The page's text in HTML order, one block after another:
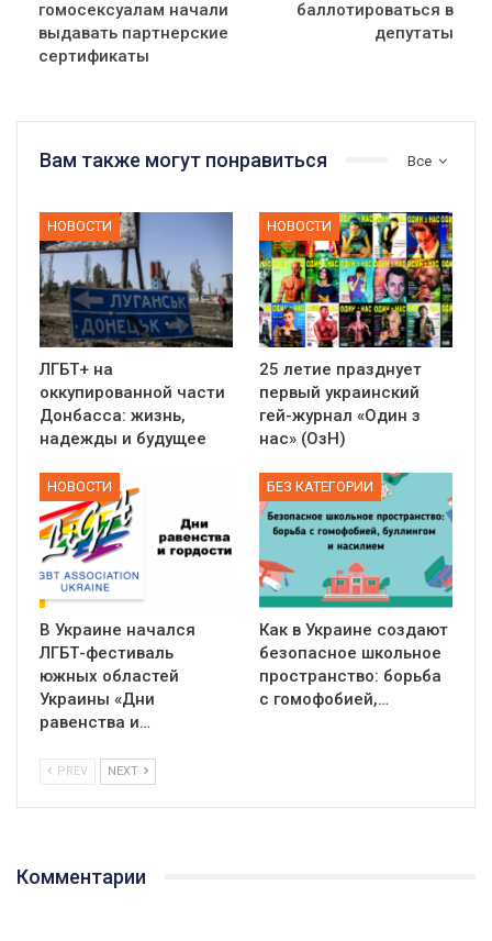
гомосексуалам начали
выдавать партнерские
сертификаты
баллотироваться в
депутаты
Все
Вам также могут понравиться
НОВОСТИ
ЛГБТ+ на
оккупированной части
Донбасса: жизнь,
надежды и будущее
НОВОСТИ
25 летие празднует
первый украинский
гей-журнал «Один з
нас» (ОзН)
НОВОСТИ
В Украине начался
ЛГБТ-фестиваль
южных областей
Украины «Дни
равенства и…
БЕЗ КАТЕГОРИИ
Как в Украине создают
безопасное школьное
пространство: борьба
с гомофобией,…
PREV NEXT
Комментарии